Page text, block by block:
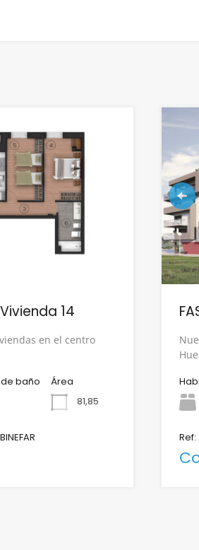
14
en el centro
baño
Área
81,85
Ref: